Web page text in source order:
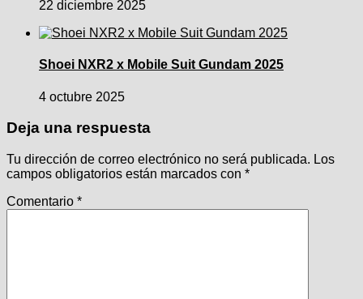
22 diciembre 2025
Shoei NXR2 x Mobile Suit Gundam 2025
4 octubre 2025
Deja una respuesta
Tu dirección de correo electrónico no será publicada. Los
campos obligatorios están marcados con *
Comentario *